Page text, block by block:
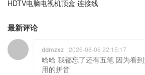
HDTV电脑电视机顶盒 连接线
最新评论
ddmzxz 2026-08-06 22:15:17
哈哈 我都忘了还有五笔 因为看
用的拼音